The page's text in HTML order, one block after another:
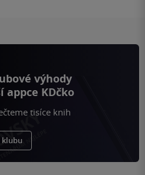
výhody
appce KDčko
tisíce knih
klubu